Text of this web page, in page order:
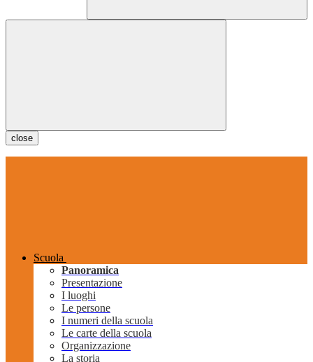
close
Scuola
Panoramica
Presentazione
I luoghi
Le persone
I numeri della scuola
Le carte della scuola
Organizzazione
La storia